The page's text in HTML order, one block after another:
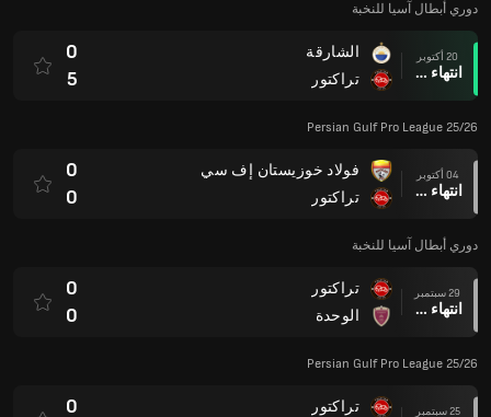
دوري أبطال آسيا للنخبة
20 أكتوبر
انتهاء وقت المباراة
الشارقة
تراكتور
0
5
Persian Gulf Pro League 25/26
04 أكتوبر
انتهاء وقت المباراة
فولاد خوزيستان إف سي
تراكتور
0
0
دوري أبطال آسيا للنخبة
29 سبتمبر
انتهاء وقت المباراة
تراكتور
الوحدة
0
0
Persian Gulf Pro League 25/26
25 سبتمبر تراكتور 0